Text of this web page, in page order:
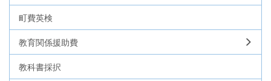
町費英検
教育関係援助費
教科書採択